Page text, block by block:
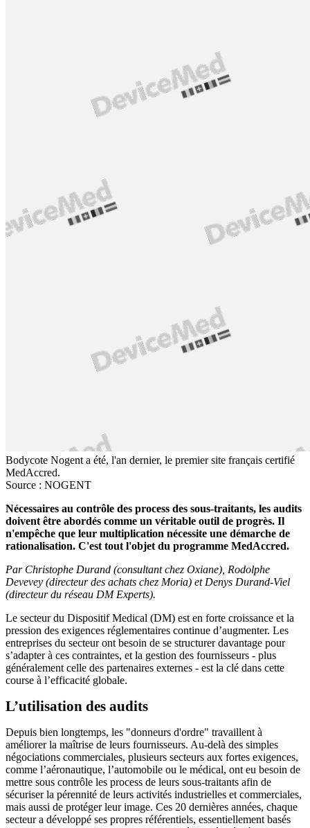
Bodycote Nogent a été, l'an dernier, le premier site français certifié
MedAccred.
Source : NOGENT
Nécessaires au contrôle des process des sous-traitants, les audits
doivent être abordés comme un véritable outil de progrès. Il
n'empêche que leur multiplication nécessite une démarche de
rationalisation. C'est tout l'objet du programme MedAccred.
Par Christophe Durand (consultant chez Oxiane), Rodolphe
Devevey (directeur des achats chez Moria) et Denys Durand-Viel
(directeur du réseau DM Experts).
Le secteur du Dispositif Medical (DM) est en forte croissance et la
pression des exigences réglementaires continue d’augmenter. Les
entreprises du secteur ont besoin de se structurer davantage pour
s’adapter à ces contraintes, et la gestion des fournisseurs - plus
généralement celle des partenaires externes - est la clé dans cette
course à l’efficacité globale.
L’utilisation des audits
Depuis bien longtemps, les "donneurs d'ordre" travaillent à
améliorer la maîtrise de leurs fournisseurs. Au-delà des simples
négociations commerciales, plusieurs secteurs aux fortes exigences,
comme l’aéronautique, l’automobile ou le médical, ont eu besoin de
mettre sous contrôle les process de leurs sous-traitants afin de
sécuriser la pérennité de leurs activités industrielles et commerciales,
mais aussi de protéger leur image. Ces 20 dernières années, chaque
secteur a développé ses propres référentiels, essentiellement basés